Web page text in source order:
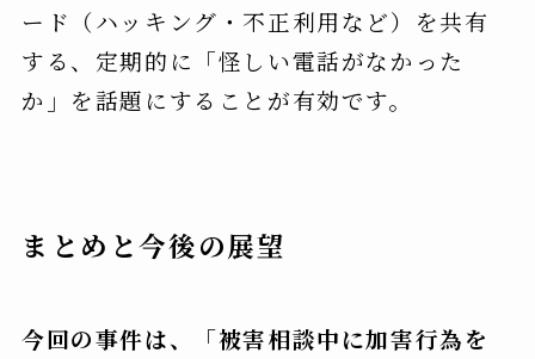
ード（ハッキング・不正利用など）を共有
する、定期的に「怪しい電話がなかった
か」を話題にすることが有効です。
まとめと今後の展望
今回の事件は、「被害相談中に加害行為を